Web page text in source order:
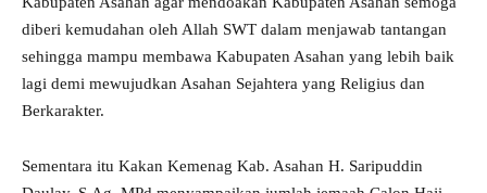
diberi kemudahan oleh Allah SWT dalam menjawab tantangan
sehingga mampu membawa Kabupaten Asahan yang lebih baik
lagi demi mewujudkan Asahan Sejahtera yang Religius dan
Berkarakter.
Sementara itu Kakan Kemenag Kab. Asahan H. Saripuddin